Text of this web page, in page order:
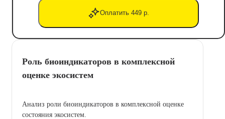
Оплатить 449 р.
Роль биоиндикаторов в комплексной
оценке экосистем
Анализ роли биоиндикаторов в комплексной оценке
состояния экосистем.